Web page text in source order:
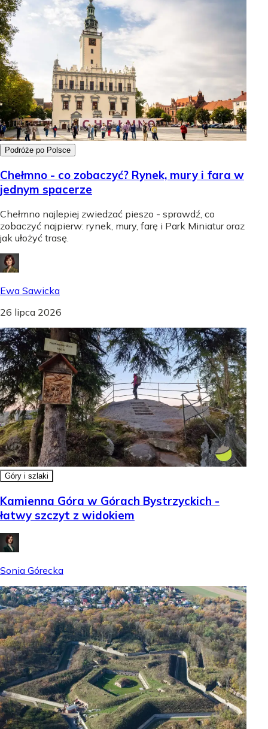
Podróże po Polsce
Chełmno - co zobaczyć? Rynek, mury i fara w
jednym spacerze
Chełmno najlepiej zwiedzać pieszo - sprawdź, co
zobaczyć najpierw: rynek, mury, farę i Park Miniatur oraz
jak ułożyć trasę.
Ewa Sawicka
26 lipca 2026
Góry i szlaki
Kamienna Góra w Górach Bystrzyckich -
łatwy szczyt z widokiem
Sonia Górecka